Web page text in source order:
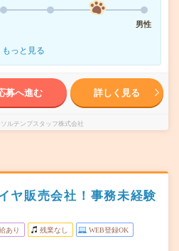
男性
もっと見る
募へ進む 詳しく見る
ルテンプスタッフ株式会社
ヤ販売会社！事務未経験
あり 残業なし WEB登録OK